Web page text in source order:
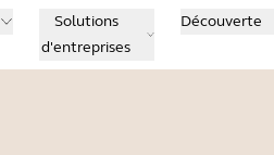
Solutions
d'entreprises
Découverte